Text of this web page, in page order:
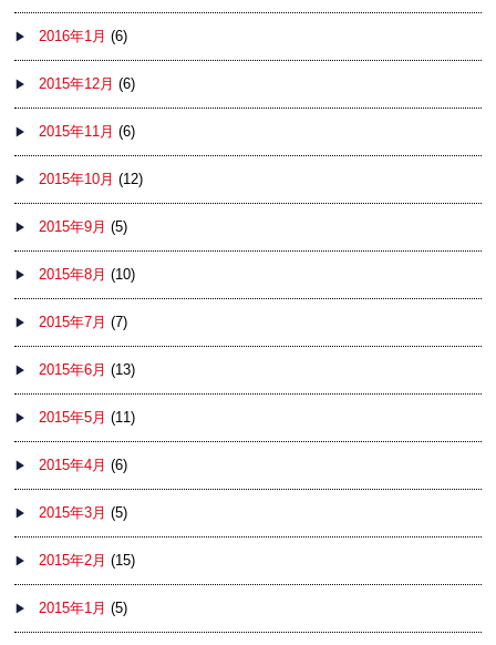
2016年1月 (6)
2015年12月 (6)
2015年11月 (6)
2015年10月 (12)
2015年9月 (5)
2015年8月 (10)
2015年7月 (7)
2015年6月 (13)
2015年5月 (11)
2015年4月 (6)
2015年3月 (5)
2015年2月 (15)
2015年1月 (5)